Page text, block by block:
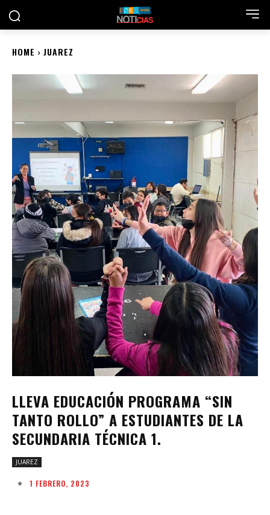
HOME JUAREZ
LLEVA EDUCACIÓN PROGRAMA “SIN
TANTO ROLLO” A ESTUDIANTES DE LA
SECUNDARIA TÉCNICA 1.
JUAREZ
1 FEBRERO, 2023